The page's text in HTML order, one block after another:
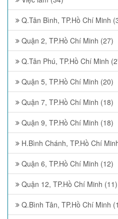
Q.Tân Bình, TP.Hồ Chí Minh
Quận 2, TP.Hồ Chí Minh (27)
Q.Tân Phú, TP.Hồ Chí Minh
Quận 5, TP.Hồ Chí Minh (20)
Quận 7, TP.Hồ Chí Minh (18)
Quận 9, TP.Hồ Chí Minh (18)
H.Bình Chánh, TP.Hồ Chí
Quận 6, TP.Hồ Chí Minh (12)
Quận 12, TP.Hồ Chí Minh (11)
Q.Bình Tân, TP.Hồ Chí Minh